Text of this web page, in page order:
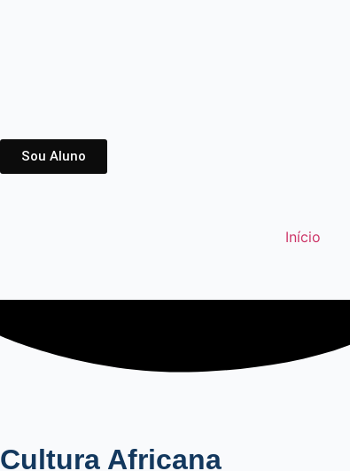
Sou Aluno
Início
Cultura Africana